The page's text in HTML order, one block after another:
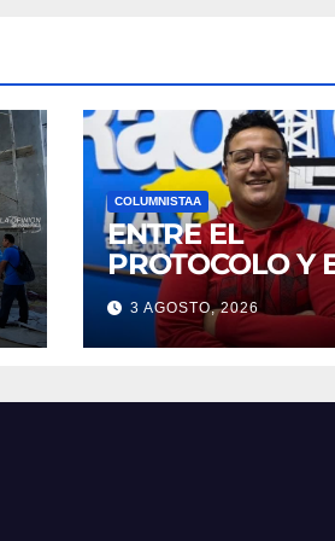
COLUMNISTAA
ENTRE EL
PROTOCOLO Y
3 AGOSTO, 2026